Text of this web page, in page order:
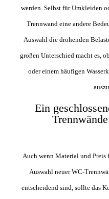
werden. Selbst für Umkleiden
Trennwand eine andere
Auswahl die drohenden
großen Unterschied macht es,
oder einem häufigen
Ein
Auch wenn Material und Preis
Auswahl neuer WC-
entscheidend sind, sollte das